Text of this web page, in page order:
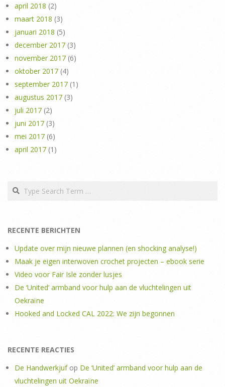
april 2018 (2)
maart 2018 (3)
januari 2018 (5)
december 2017 (3)
november 2017 (6)
oktober 2017 (4)
september 2017 (1)
augustus 2017 (3)
juli 2017 (2)
juni 2017 (3)
mei 2017 (6)
april 2017 (1)
Search
RECENTE BERICHTEN
Update over mijn nieuwe plannen (en shocking analyse!)
Maak je eigen interwoven crochet projecten – ebook serie
Video voor Fair Isle zonder lusjes
De ‘United’ armband voor hulp aan de vluchtelingen uit
Oekraïne
Hooked and Locked CAL 2022: We zijn begonnen
RECENTE REACTIES
De Handwerkjufop De ‘United’ armband voor hulp aan de
vluchtelingen uit Oekraïne